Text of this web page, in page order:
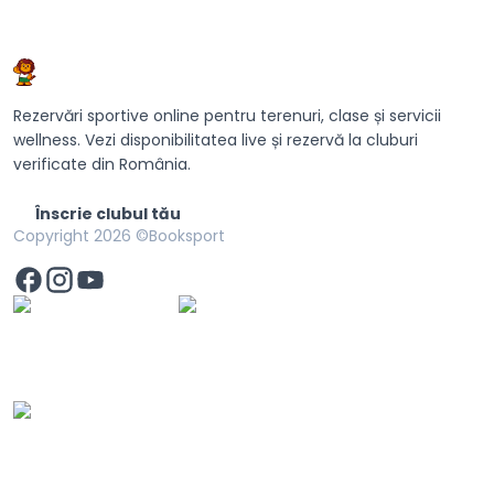
Rezervări sportive online pentru terenuri, clase și servicii
wellness. Vezi disponibilitatea live și rezervă la cluburi
verificate din România.
Înscrie clubul tău
Copyright 2026 ©Booksport